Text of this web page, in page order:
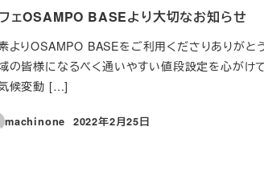
ェOSAMPO BASEより大切なお知らせ
よりOSAMPO BASEをご利用くださりありがと
の皆様になるべく通いやすい値段設定を心がけ
候変動 […]
machinone
投稿日
2022年2月25日